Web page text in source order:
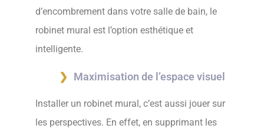
d’encombrement dans votre salle de bain, le
robinet mural est l’option esthétique et
intelligente.
Maximisation de l’espace visuel
Installer un robinet mural, c’est aussi jouer sur
les perspectives. En effet, en supprimant les